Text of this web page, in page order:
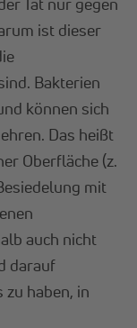
ist dieser
Bakterien
können sich
Das heißt
Oberfläche (z.
mit
auch nicht
darauf
haben, in